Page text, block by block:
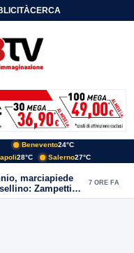
CERCA
Benevento24°C
28°C Salerno27°C
marciapiede
Zampetti e
polemiche
7 ORE FA